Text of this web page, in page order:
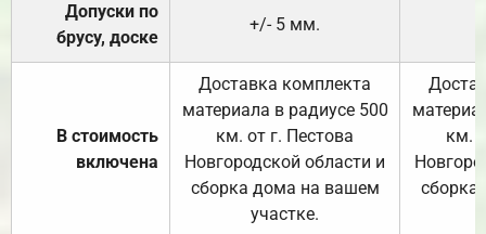
Допуски по
брусу, доске
+/- 5 мм.
В стоимость
включена
Доставка комплекта
материала в радиусе 500
км. от г. Пестова
Новгородской области и
сборка дома на вашем
участке.
км.